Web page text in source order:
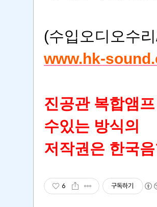
(수입오디오수
www.hk-
진공관 복합앰프
수있는 방식의
저작권은 한국
6 구독하기